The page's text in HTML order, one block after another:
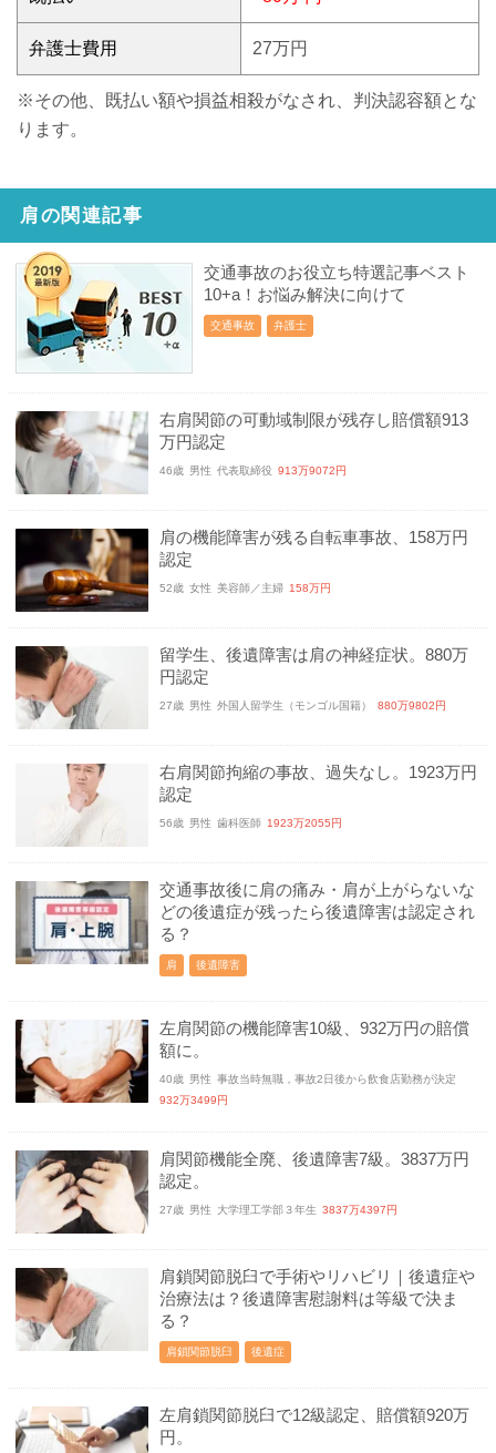
弁護士費用 27万円
※その他、既払い額や損益相殺がなされ、判決認容額とな
ります。
肩の関連記事
交通事故のお役立ち特選記事ベスト
10+a！お悩み解決に向けて
交通事故 弁護士
右肩関節の可動域制限が残存し賠償額913
万円認定
46歳 男性 代表取締役 913万9072円
肩の機能障害が残る自転車事故、158万円
認定
52歳 女性 美容師／主婦 158万円
留学生、後遺障害は肩の神経症状。880万
円認定
27歳 男性 外国人留学生（モンゴル国籍） 880万9802円
右肩関節拘縮の事故、過失なし。1923万円
認定
56歳 男性 歯科医師 1923万2055円
交通事故後に肩の痛み・肩が上がらないな
どの後遺症が残ったら後遺障害は認定され
る？
肩 後遺障害
左肩関節の機能障害10級、932万円の賠償
額に。
40歳 男性 事故当時無職，事故2日後から飲食店勤務が決定
932万3499円
肩関節機能全廃、後遺障害7級。3837万円
認定。
27歳 男性 大学理工学部３年生 3837万4397円
肩鎖関節脱臼で手術やリハビリ｜後遺症や
治療法は？後遺障害慰謝料は等級で決ま
る？
肩鎖関節脱臼 後遺症
左肩鎖関節脱臼で12級認定、賠償額920万
円。